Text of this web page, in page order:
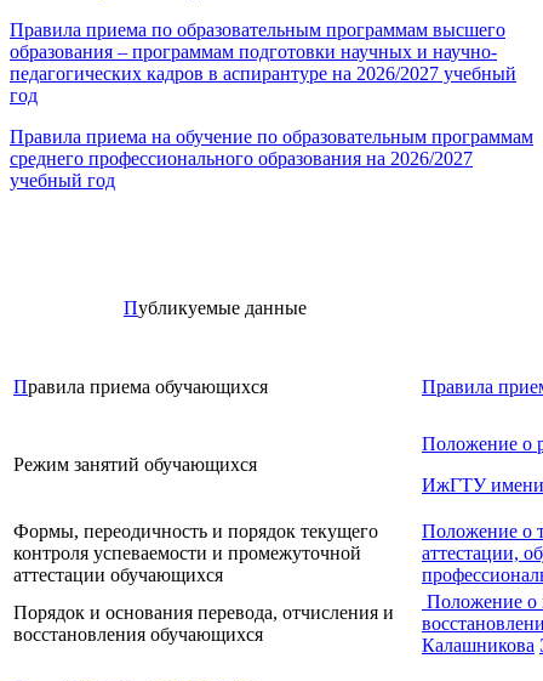
Правила приема по образовательным программам высшего
образования – программам подготовки научных и научно-
педагогических кадров в аспирантуре на 2026/2027 учебный
год
Правила приема на обучение по образовательным программам
среднего профессионального образования на 2026/2027
учебный год
Публикуемые данные
Правила приема обучающихся Правила
Режим занятий обучающихся
Положение о
ИжГТУ
Формы, переодичность и порядок текущего
контроля успеваемости и промежуточной
аттестации обучающихся
Положение о
аттестации,
Порядок и основания перевода, отчисления и
восстановления обучающихся
Положение о
Калашникова